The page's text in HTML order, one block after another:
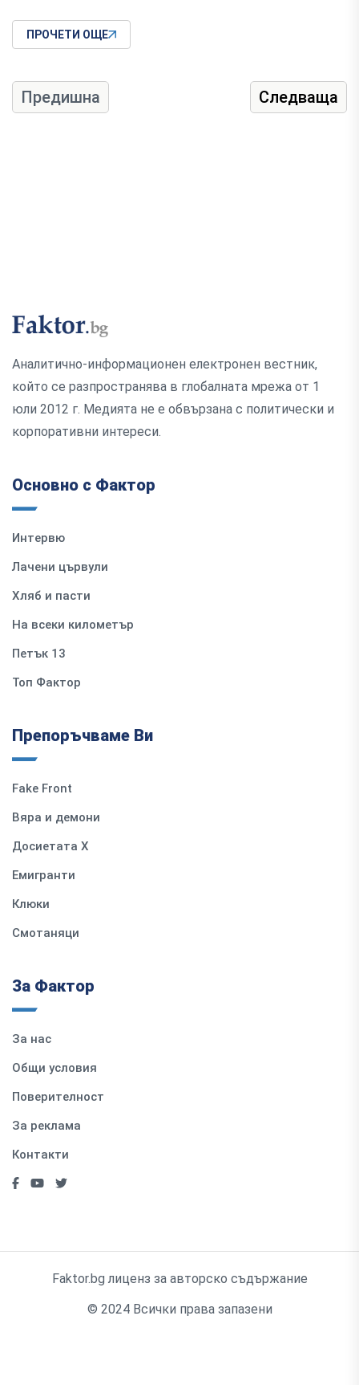
ПРОЧЕТИ ОЩЕ
Предишна Следваща
Аналитично-информационен електронен вестник,
който се разпространява в глобалната мрежа от 1
юли 2012 г. Медията не е обвързана с политически и
корпоративни интереси.
Основно с Фактор
Интервю
Лачени цървули
Хляб и пасти
На всеки километър
Петък 13
Топ Фактор
Препоръчваме Ви
Fake Front
Вяра и демони
Досиетата Х
Емигранти
Клюки
Смотаняци
За Фактор
За нас
Общи условия
Поверителност
За реклама
Контакти
Faktor.bg лиценз за авторско съдържание
© 2024 Всички права запазени